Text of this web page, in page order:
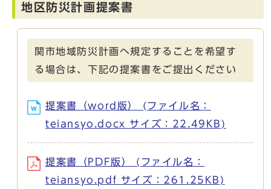
地区防災計画提案書
関市地域防災計画へ規定することを希望す
る場合は、下記の提案書をご提出ください
提案書（word版） (ファイル名：
teiansyo.docx サイズ：22.49KB)
提案書（PDF版） (ファイル名：
teiansyo.pdf サイズ：261.25KB)